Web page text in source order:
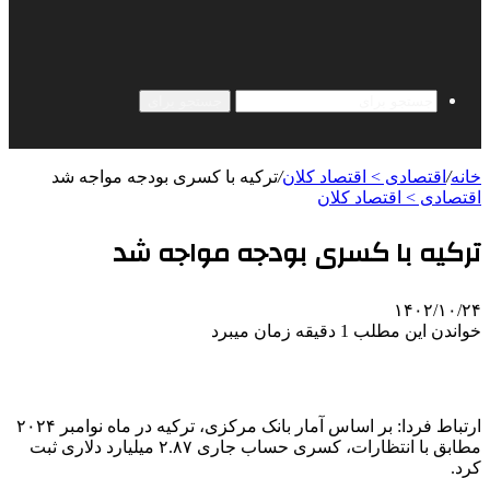
خانه/ اقتصادی > اقتصاد کلان/ترکیه با کسری بودجه مواجه شد
اقتصادی > اقتصاد کلان
ترکیه با کسری بودجه مواجه شد
۱۴۰۲/۱۰/۲۴
خواندن این مطلب 1 دقیقه زمان میبرد
ارتباط فردا: بر اساس آمار بانک مرکزی، ترکیه در ماه نوامبر ۲۰۲۴
مطابق با انتظارات، کسری حساب جاری ۲.۸۷ میلیارد دلاری ثبت
کرد.